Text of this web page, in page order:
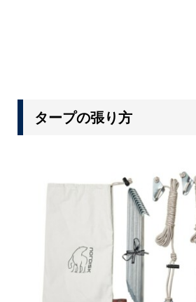
タープの張り方